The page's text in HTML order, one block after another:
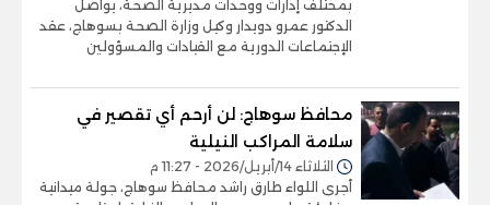
بمختلف إدارات ووحدات مديرية الصحة، يواصل
الدكتور عمرو دويدار وكيل وزارة الصحة بسوهاج، عقد
الإجتماعات الدورية مع القيادات والمسؤولين
محافظ سوهاج: لن أرحم أي تقصير في
سلامة المراكب النيلية
الثلاثاء 14/أبريل/2026 - 11:27 م
أجرى اللواء طارق راشد محافظ سوهاج، جولة ميدانية